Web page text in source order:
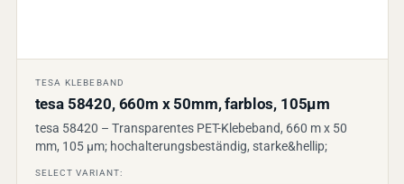
TESA KLEBEBAND
tesa 58420, 660m x 50mm, farblos, 105µm
tesa 58420 – Transparentes PET-Klebeband, 660 m x 50
mm, 105 µm; hochalterungsbeständig, starke&hellip;
SELECT VARIANT: